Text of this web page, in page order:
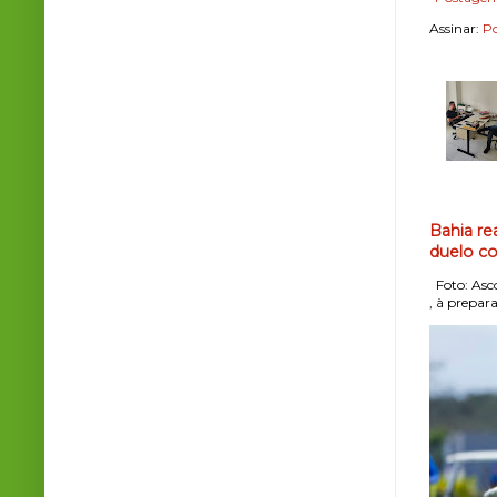
Assinar:
Bahia
duelo
Foto:
, à